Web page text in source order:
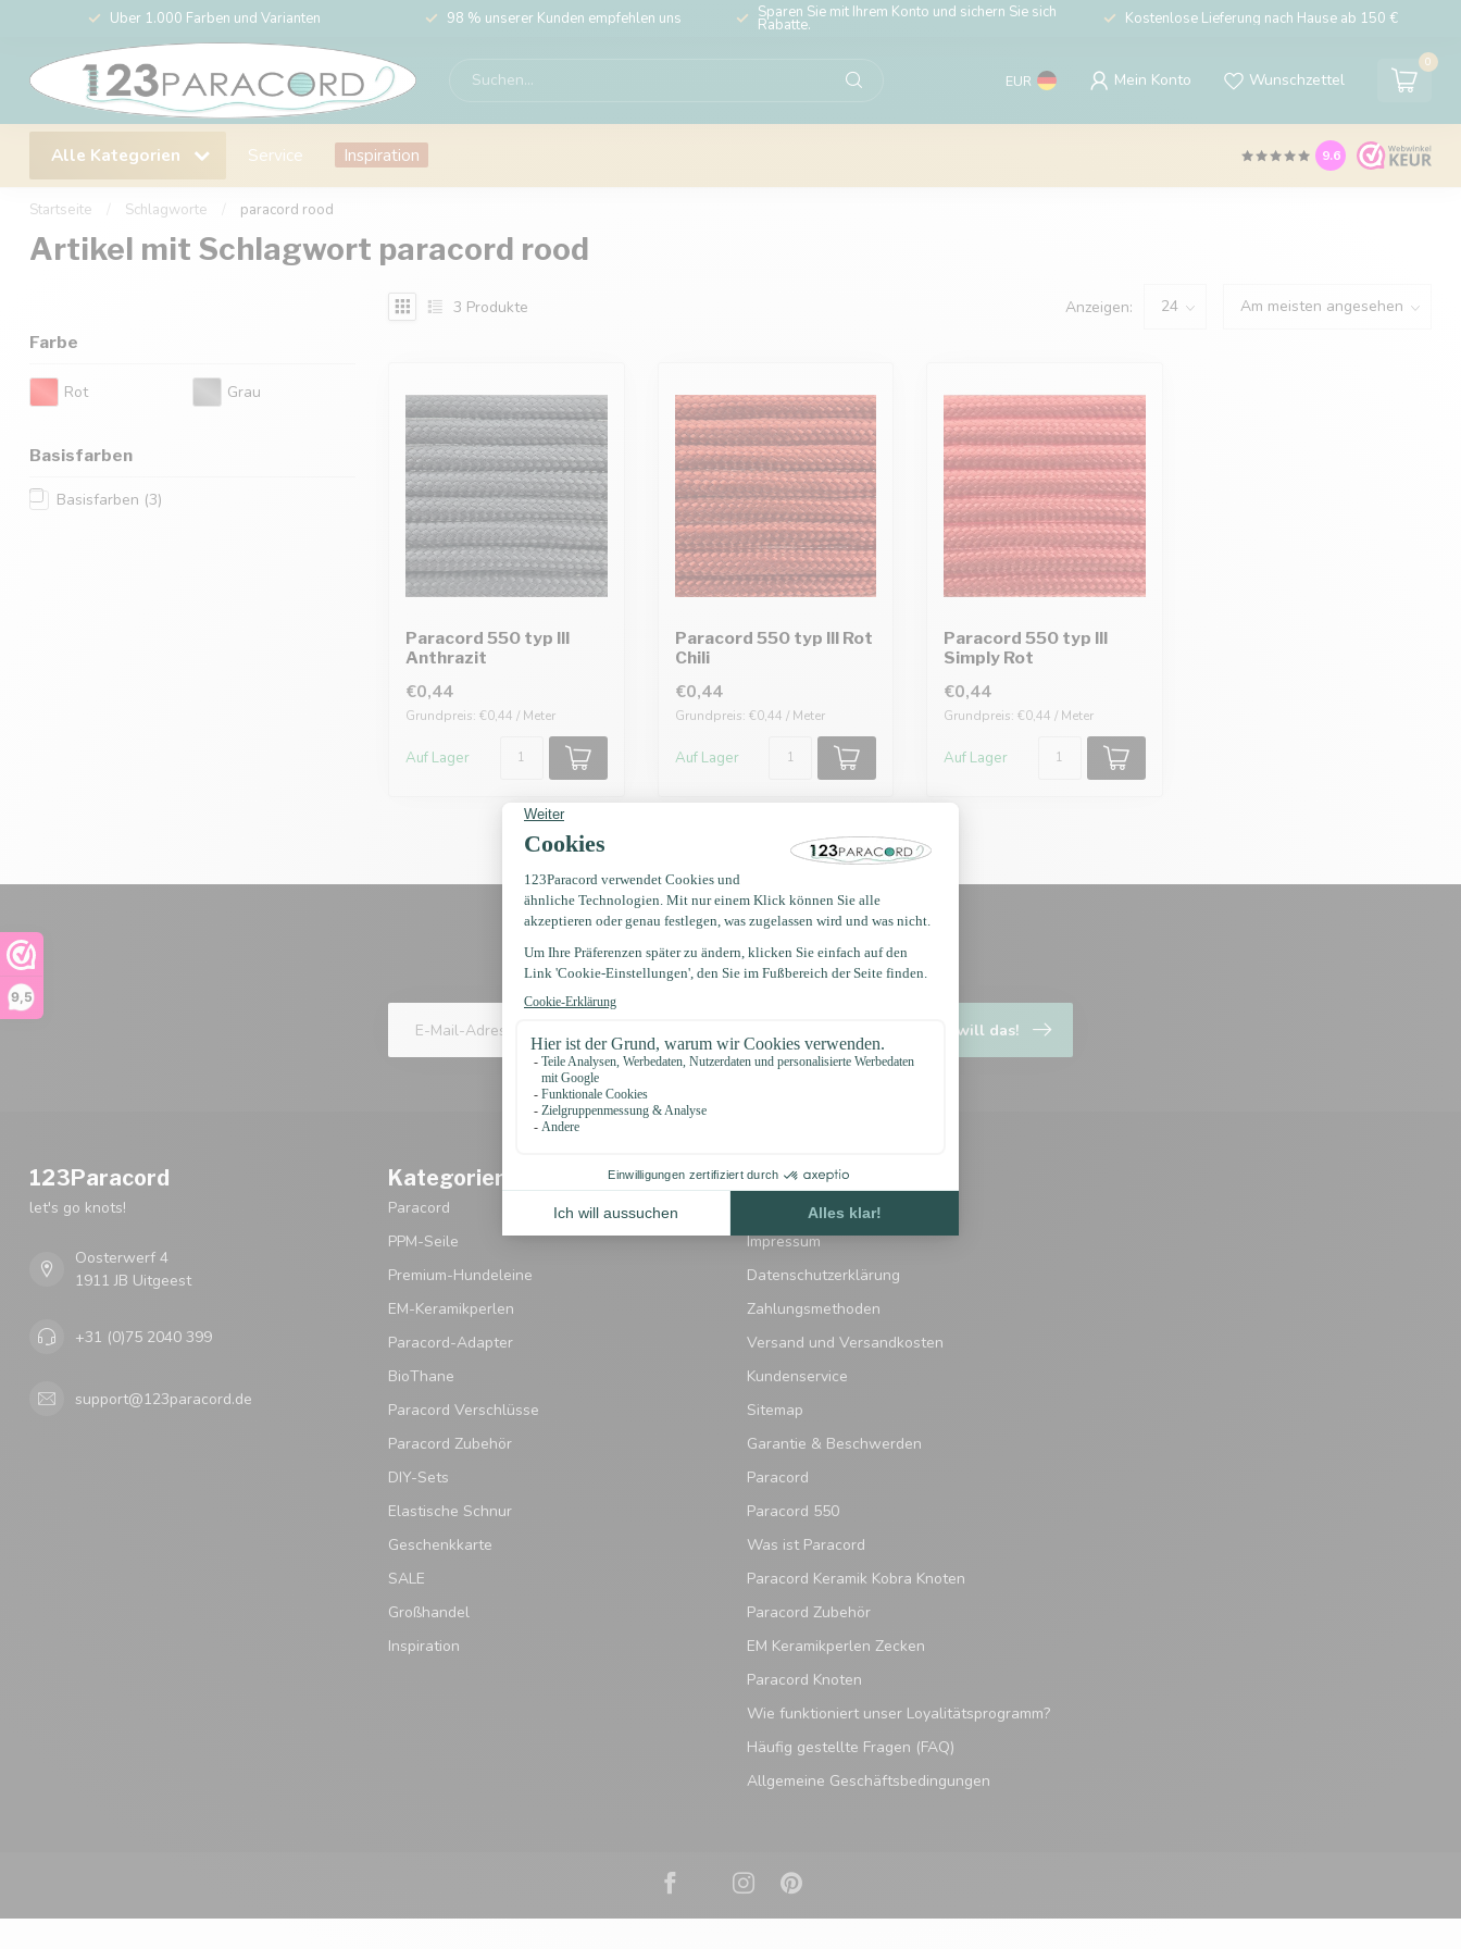
9,5
Über 1.000 Farben und Varianten 98 % unserer Kunden empfehlen uns Sparen Sie mit Ihrem Konto und sichern Sie sich
Rabatte. Kostenlose Lieferung nach Hause ab 150 €
EUR Mein Konto Wunschzettel
0
Alle Kategorien Service Inspiration 9.6
Startseite Schlagworte paracord rood
Artikel mit Schlagwort paracord rood
Farbe
Rot Grau
Basisfarben
Basisfarben (3)
3 Produkte Anzeigen:
Paracord 550 typ III
Anthrazit
€0,44
Grundpreis: €0,44 / Meter
Auf Lager
Paracord 550 typ III Rot
Chili
€0,44
Grundpreis: €0,44 / Meter
Auf Lager
Paracord 550 typ III
Simply Rot
€0,44
Grundpreis: €0,44 / Meter
Auf Lager
Erhalten Sie Nachrichten?
Erhalten Sie sofort 5 % Rabatt!
Ich will das!
123Paracord
let's go knots!
Oosterwerf 4
1911 JB Uitgeest
+31 (0)75 2040 399
support@123paracord.de
Kategorien
Paracord
PPM-Seile
Premium-Hundeleine
EM-Keramikperlen
Paracord-Adapter
BioThane
Paracord Verschlüsse
Paracord Zubehör
DIY-Sets
Elastische Schnur
Geschenkkarte
SALE
Großhandel
Inspiration
Informationen
Widerrufsbelehrung
Impressum
Datenschutzerklärung
Zahlungsmethoden
Versand und Versandkosten
Kundenservice
Sitemap
Garantie & Beschwerden
Paracord
Paracord 550
Was ist Paracord
Paracord Keramik Kobra Knoten
Paracord Zubehör
EM Keramikperlen Zecken
Paracord Knoten
Wie funktioniert unser Loyalitätsprogramm?
Häufig gestellte Fragen (FAQ)
Allgemeine Geschäftsbedingungen